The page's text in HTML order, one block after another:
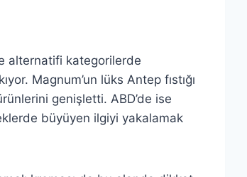
alternatifi kategorilerde
Magnum’un lüks Antep fıstığı
genişletti. ABD’de ise
büyüyen ilgiyi yakalamak